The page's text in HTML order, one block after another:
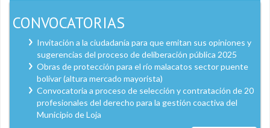
CONVOCATORIAS
Invitación a la ciudadanía para que emitan sus opiniones y
sugerencias del proceso de deliberación pública 2025
Obras de protección para el río malacatos sector puente
bolívar (altura mercado mayorista)
Convocatoria a proceso de selección y contratación de 20
profesionales del derecho para la gestión coactiva del
Municipio de Loja